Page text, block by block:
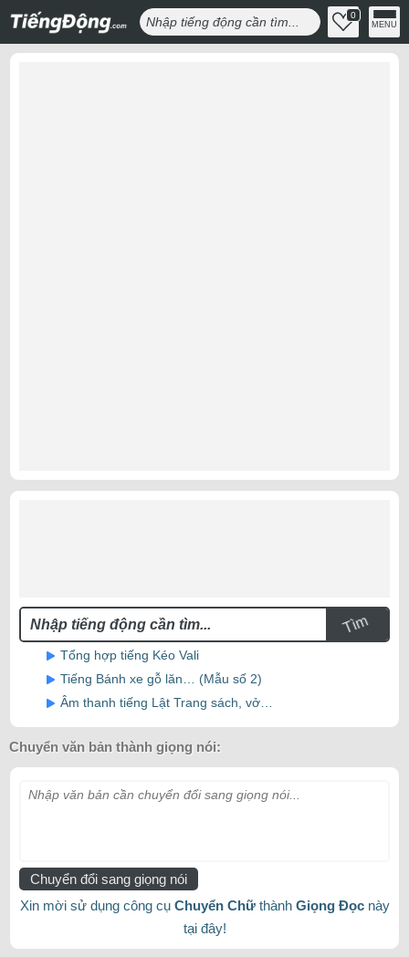
0
MENU
Tìm
Tổng hợp tiếng Kéo Vali
Tiếng Bánh xe gỗ lăn… (Mẫu số 2)
Âm thanh tiếng Lật Trang sách, vở…
Chuyển văn bản thành giọng nói:
Nhập văn bản cần chuyển đổi sang giọng nói...
Chuyển đổi sang giọng nói
Xin mời sử dụng công cụ Chuyển Chữthành Giọng Đọcnày
tại đây!